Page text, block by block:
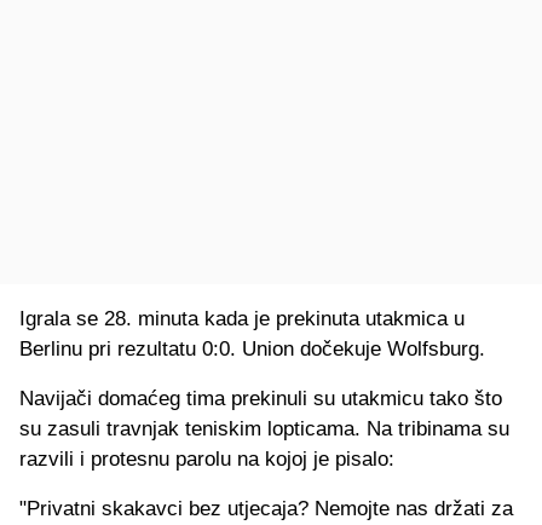
Igrala se 28. minuta kada je prekinuta utakmica u
Berlinu pri rezultatu 0:0. Union dočekuje Wolfsburg.
Navijači domaćeg tima prekinuli su utakmicu tako što
su zasuli travnjak teniskim lopticama. Na tribinama su
razvili i protesnu parolu na kojoj je pisalo:
"Privatni skakavci bez utjecaja? Nemojte nas držati za